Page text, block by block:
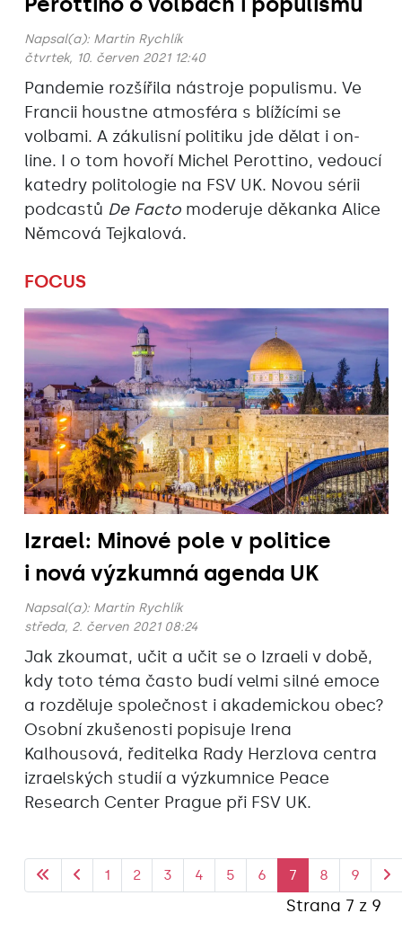
Napsal(a): Martin Rychlík
čtvrtek, 10. červen 2021 12:40
Pandemie rozšířila nástroje populismu. Ve
Francii houstne atmosféra s blížícími se
volbami. A zákulisní politiku jde dělat i on-
line. I o tom hovoří Michel Perottino, vedoucí
katedry politologie na FSV UK. Novou sérii
podcastů De Facto moderuje děkanka Alice
Němcová Tejkalová.
FOCUS
Izrael: Minové pole v politice
i nová výzkumná agenda UK
Napsal(a): Martin Rychlík
středa, 2. červen 2021 08:24
Jak zkoumat, učit a učit se o Izraeli v době,
kdy toto téma často budí velmi silné emoce
a rozděluje společnost i akademickou obec?
Osobní zkušenosti popisuje Irena
Kalhousová, ředitelka Rady Herzlova centra
izraelských studií a výzkumnice Peace
Research Center Prague při FSV UK.
Strana 7 z 9
1 2 3 4 5 6 7 8 9